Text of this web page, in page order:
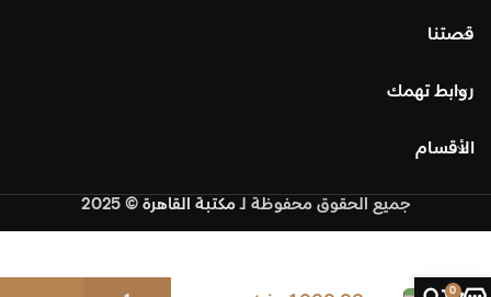
قصتنا
روابط تهمك
الأقسام
جميع الحقوق محفوظة لـمكتبة القاهرة © 2025
0